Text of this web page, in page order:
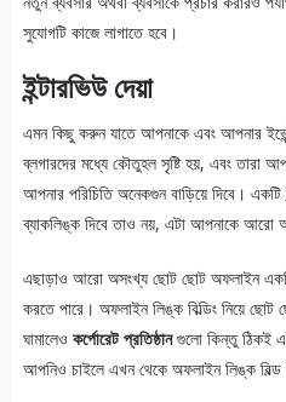
সুযোগটি কাজে লাগাতে হবে।
ইন্টারভিউ দেয়া
এমন কিছু করুন যাতে আপনাকে এবং আপনার
ব্লগারদের মধ্যে কৌতুহল সৃষ্টি হয়, এবং তারা
আপনার পরিচিতি অনেকগুন বাড়িয়ে দিবে।
ব্যাকলিঙ্ক দিবে তাও নয়, এটা আপনাকে আরো
এছাড়াও আরো অসংখ্য ছোট ছোট অফলাইন
করতে পারে। অফলাইন লিঙ্ক বিল্ডিং নিয়ে ছোট
ঘামালেও কর্পোরেট প্রতিষ্ঠানগুলো কিন্তু ঠিকই
আপনিও চাইলে এখন থেকে অফলাইন লিঙ্ক বিল্ড